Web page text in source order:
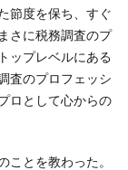
節度を保ち、すぐ
さに税務調査のプ
ップレベルにある
査のプロフェッシ
ロとして心からの
とを教わった。